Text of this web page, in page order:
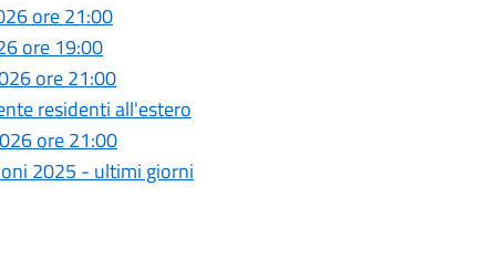
ore 21:00
ore 19:00
ore 21:00
residenti all'estero
ore 21:00
2025 - ultimi giorni